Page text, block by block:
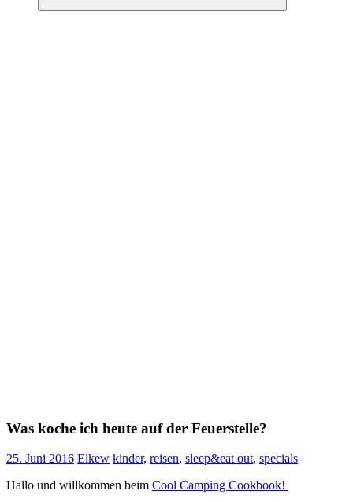
Suchen
Was koche ich heute auf der Feuerstelle?
25. Juni 2016 Elkew kinder, reisen, sleep&eat out, specials
Hallo und willkommen beim Cool Camping Cookbook!